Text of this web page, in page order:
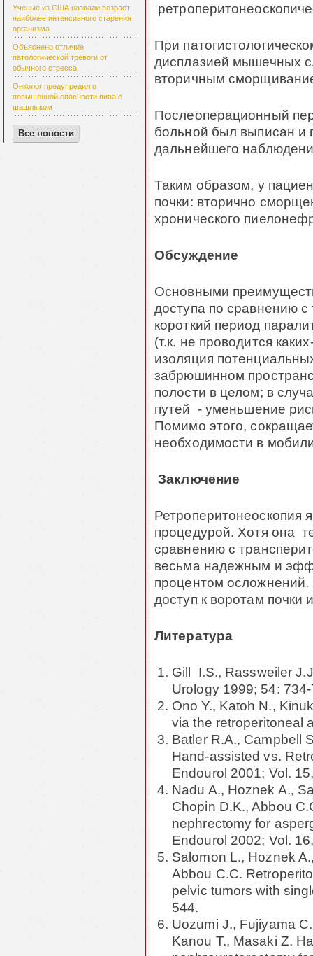
Ученые из США назвали возраст
наиболее интенсивного старения
организма
Объяснено отличие
патологической тревоги от
обычного стресса
Онколог предупредил о
повышенной опасности пива с
шашлыком
Все новости
При
дисплазией мышечных
вторичным
Послеоперационный
больной был выписан и
дальнейшего
Таким образом, у
почки: вторично
хронического
Обсуждение
Основными
доступа по сравнению
короткий период
(т.к. не проводится
изоляция
забрюшинном
полости в целом; в
путей - уменьшение
Помимо этого,
необходимости в
Заключение
Ретроперитонеоскопия
процедурой. Хотя она
сравнению с
весьма надежным и
процентом
доступ к воротам почки
Литература
Gill I.S., Rassweiler
Urology 1999; 54:
Ono Y., Katoh N.,
via the retroperitoneal
Batler R.A., Campbell
Hand-assisted vs.
Endourol 2001; Vol.
Nadu A., Hoznek A.,
Chopin D.K., Abbou
nephrectomy for
Endourol 2002; Vol. 16
Salomon L., Hoznek
Abbou C.C.
pelvic tumors with
544.
Uozumi J., Fujiyama
Kanou T., Masaki Z.